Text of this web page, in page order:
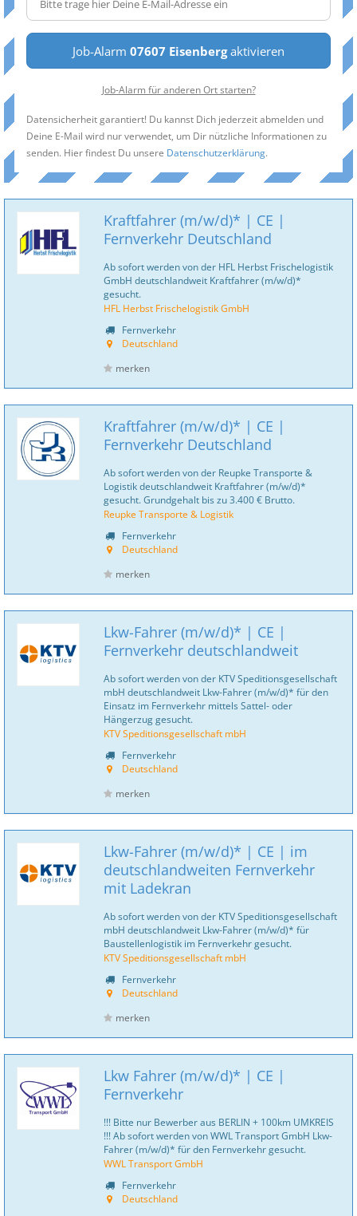
Job-Alarm 07607 Eisenbergaktivieren
Job-Alarm für anderen Ort starten?
Datensicherheit garantiert! Du kannst Dich jederzeit abmelden und
Deine E-Mail wird nur verwendet, um Dir nützliche Informationen zu
senden. Hier findest Du unsere Datenschutzerklärung.
Kraftfahrer (m/w/d)* | CE |
Fernverkehr Deutschland
Ab sofort werden von der HFL Herbst Frischelogistik
GmbH deutschlandweit Kraftfahrer (m/w/d)*
gesucht.
HFL Herbst Frischelogistik GmbH
Fernverkehr
Deutschland
merken
Kraftfahrer (m/w/d)* | CE |
Fernverkehr Deutschland
Ab sofort werden von der Reupke Transporte &
Logistik deutschlandweit Kraftfahrer (m/w/d)*
gesucht. Grundgehalt bis zu 3.400 € Brutto.
Reupke Transporte & Logistik
Fernverkehr
Deutschland
merken
Lkw-Fahrer (m/w/d)* | CE |
Fernverkehr deutschlandweit
Ab sofort werden von der KTV Speditionsgesellschaft
mbH deutschlandweit Lkw-Fahrer (m/w/d)* für den
Einsatz im Fernverkehr mittels Sattel- oder
Hängerzug gesucht.
KTV Speditionsgesellschaft mbH
Fernverkehr
Deutschland
merken
Lkw-Fahrer (m/w/d)* | CE | im
deutschlandweiten Fernverkehr
mit Ladekran
Ab sofort werden von der KTV Speditionsgesellschaft
mbH deutschlandweit Lkw-Fahrer (m/w/d)* für
Baustellenlogistik im Fernverkehr gesucht.
KTV Speditionsgesellschaft mbH
Fernverkehr
Deutschland
merken
Lkw Fahrer (m/w/d)* | CE |
Fernverkehr
!!! Bitte nur Bewerber aus BERLIN + 100km UMKREIS
!!! Ab sofort werden von WWL Transport GmbH Lkw-
Fahrer (m/w/d)* für den Fernverkehr gesucht.
WWL Transport GmbH
Fernverkehr
Deutschland